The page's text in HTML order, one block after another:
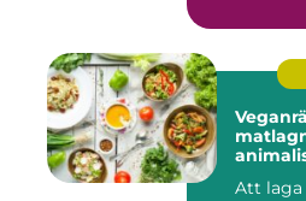
Att laga